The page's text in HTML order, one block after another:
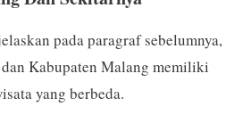
pada paragraf sebelumnya,
Kabupaten Malang memiliki
yang berbeda.